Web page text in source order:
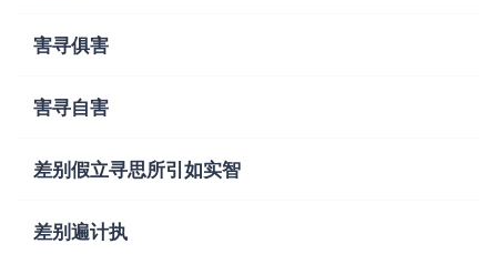
害寻俱害
害寻自害
差别假立寻思所引如实智
差别遍计执